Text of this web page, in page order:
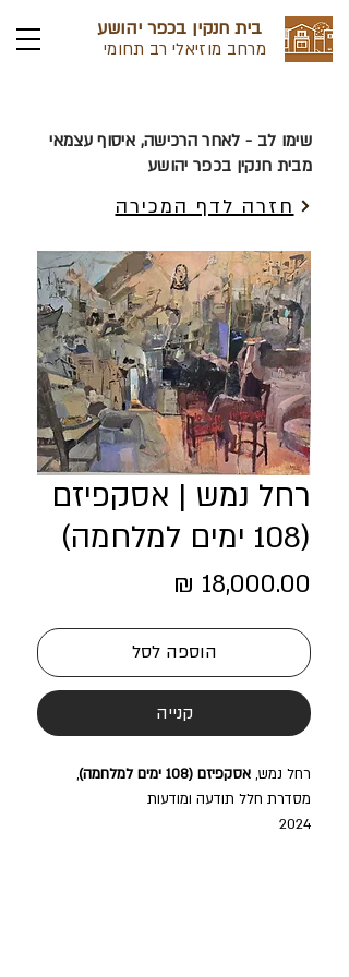
בית חנקין בכפר יהושע
מרחב מוזיאלי רב תחומי
שימו לב - לאחר הרכישה, איסוף עצמאי
מבית חנקין בכפר יהושע
חזרה לדף המכירה
רחל נמש | אסקפיזם
(108 ימים למלחמה)
הוספה לסל
קנייה
רחל נמש, אסקפיזם (108 ימים למלחמה)
,
מסדרת חלל תודעה ומודעות
2024